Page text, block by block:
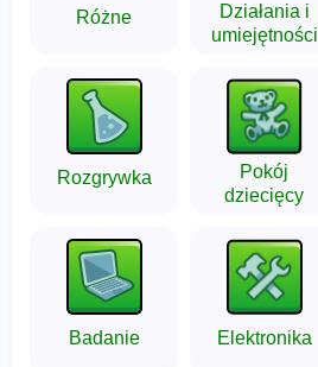
Różne
Działania i
umiejętności
Rozgrywka
Pokój
dziecięcy
Badanie Elektronika